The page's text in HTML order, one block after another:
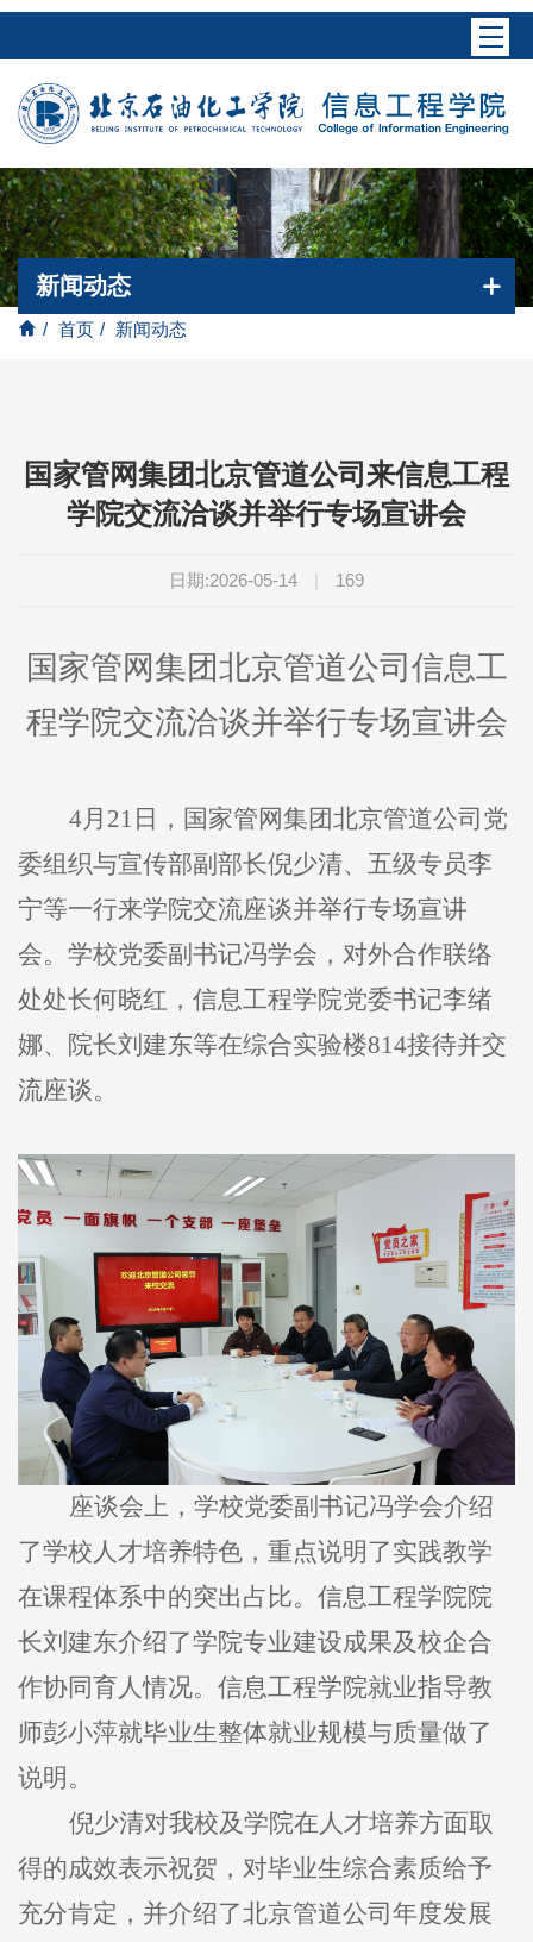
/ 首页 / 新闻动态
新闻动态
国家管网集团北京管道公司来信息工程
学院交流洽谈并举行专场宣讲会
日期:2026-05-14 | 169
国家管网集团北京管道公司信息工
程学院交流洽谈并举行专场宣讲会
4月 21 日，国家管网集团北京管道公司党
委组织与宣传部副部长倪少清、五级专员李
宁等一行来学院交流座谈并举行专场宣讲
会。学校党委副书记冯学会，对外合作联络
处处长何晓红，信息工程学院党委书记李绪
娜、院长刘建东等在综合实验楼814接待并交
流座谈。
座谈会上，学校党委副书记冯学会介绍
了学校人才培养特色，重点说明了实践教学
在课程体系中的突出占比。信息工程学院院
长刘建东介绍了学院专业建设成果及校企合
作协同育人情况。信息工程学院就业指导教
师彭小萍就毕业生整体就业规模与质量做了
说明。
倪少清对我校及学院在人才培养方面取
得的成效表示祝贺，对毕业生综合素质给予
充分肯定，并介绍了北京管道公司年度发展